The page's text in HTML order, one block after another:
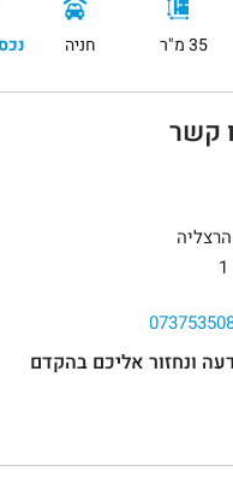
35 מ"ר חניה
קשר
ונחזור אליכם בהקדם